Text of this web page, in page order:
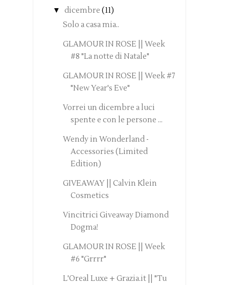
▼ dicembre (11)
Solo a casa mia..
GLAMOUR IN ROSE || Week
#8 "La notte di Natale"
GLAMOUR IN ROSE || Week #7
"New Year's Eve"
Vorrei un dicembre a luci
spente e con le persone ...
Wendy in Wonderland -
Accessories (Limited
Edition)
GIVEAWAY || Calvin Klein
Cosmetics
Vincitrici Giveaway Diamond
Dogma!
GLAMOUR IN ROSE || Week
#6 "Grrrr"
L'Oreal Luxe + Grazia.it || "Tu